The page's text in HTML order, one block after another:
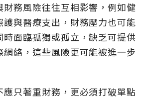
財務風險往往互相影響，例如健
護與醫療支出，財務壓力也可能
時面臨孤獨或孤立，缺乏可提供
絡，這些風險更可能被進一步
應只著重財務，更必須打破單點